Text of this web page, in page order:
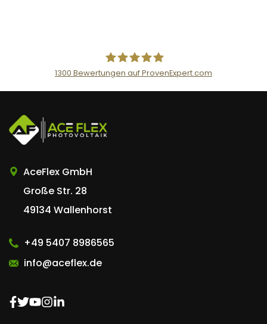
AceFlex GmbH
1300 Bewertungen auf ProvenExpert.com
AceFlex GmbH
Große Str. 28
49134 Wallenhorst
+49 5407 8986565
info@aceflex.de